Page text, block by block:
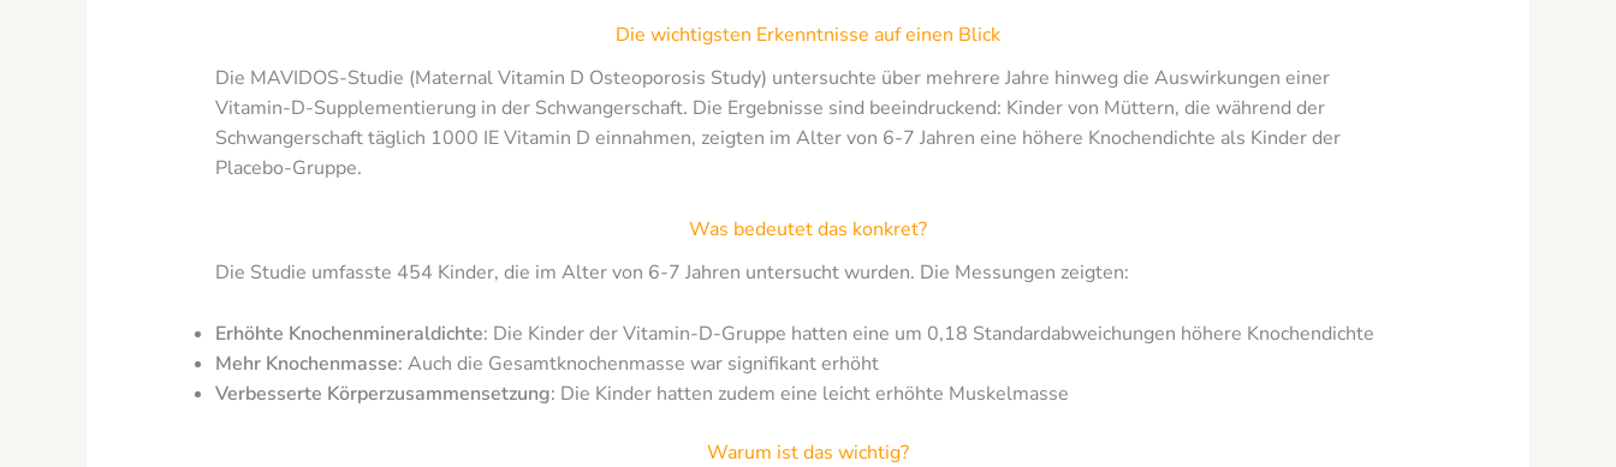
Die wichtigsten Erkenntnisse auf einen Blick
Die MAVIDOS-Studie (Maternal Vitamin D Osteoporosis Study) untersuchte über mehrere Jahre hinweg die Auswirkungen einer
Vitamin-D-Supplementierung in der Schwangerschaft. Die Ergebnisse sind beeindruckend: Kinder von Müttern, die während der
Schwangerschaft täglich 1000 IE Vitamin D einnahmen, zeigten im Alter von 6-7 Jahren eine höhere Knochendichte als Kinder der
Placebo-Gruppe.
Was bedeutet das konkret?
Die Studie umfasste 454 Kinder, die im Alter von 6-7 Jahren untersucht wurden. Die Messungen zeigten:
Erhöhte Knochenmineraldichte: Die Kinder der Vitamin-D-Gruppe hatten eine um 0,18 Standardabweichungen höhere Knochendichte
Mehr Knochenmasse: Auch die Gesamtknochenmasse war signifikant erhöht
Verbesserte Körperzusammensetzung: Die Kinder hatten zudem eine leicht erhöhte Muskelmasse
Warum ist das wichtig?